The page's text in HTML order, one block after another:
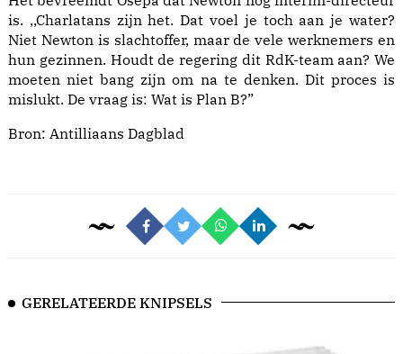
is. ,,Charlatans zijn het. Dat voel je toch aan je water?
Niet Newton is slachtoffer, maar de vele werknemers en
hun gezinnen. Houdt de regering dit RdK-team aan? We
moeten niet bang zijn om na te denken. Dit proces is
mislukt. De vraag is: Wat is Plan B?”
Bron: Antilliaans Dagblad
GERELATEERDE KNIPSELS